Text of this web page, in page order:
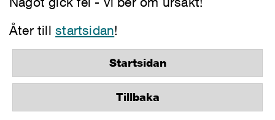
Åter tillstartsidan!
Startsidan
Tillbaka